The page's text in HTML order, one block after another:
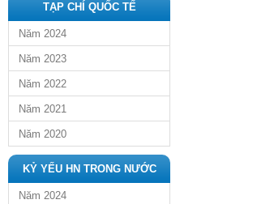
TẠP CHÍ QUỐC TẾ
Năm 2024
Năm 2023
Năm 2022
Năm 2021
Năm 2020
KỶ YẾU HN TRONG NƯỚC
Năm 2024